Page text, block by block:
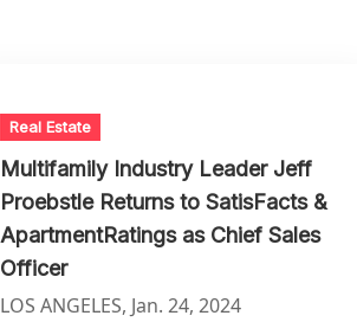
Real Estate
Multifamily Industry Leader Jeff
Proebstle Returns to SatisFacts &
ApartmentRatings as Chief Sales
Officer
LOS ANGELES, Jan. 24, 2024